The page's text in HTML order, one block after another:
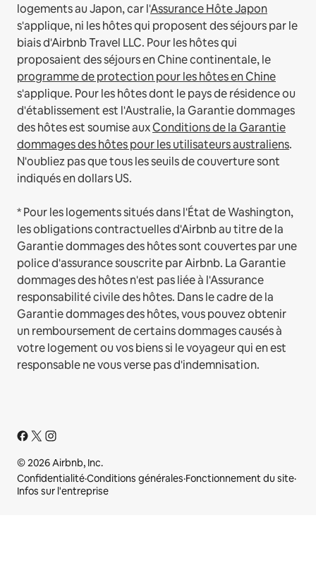
logements au Japon, car l'Assurance Hôte Japon
s'applique, ni les hôtes qui proposent des séjours par le
biais d'Airbnb Travel LLC. Pour les hôtes qui
proposaient des séjours en Chine continentale, le
programme de protection pour les hôtes en Chine
s'applique. Pour les hôtes dont le pays de résidence ou
d'établissement est l'Australie, la Garantie dommages
des hôtes est soumise auxConditions de la Garantie
dommages des hôtes pour les utilisateurs australiens.
N'oubliez pas que tous les seuils de couverture sont
indiqués en dollars US.
* Pour les logements situés dans l'État de Washington,
les obligations contractuelles d'Airbnb au titre de la
Garantie dommages des hôtes sont couvertes par une
police d'assurance souscrite par Airbnb. La Garantie
dommages des hôtes n'est pas liée à l'Assurance
responsabilité civile des hôtes. Dans le cadre de la
Garantie dommages des hôtes, vous pouvez obtenir
un remboursement de certains dommages causés à
votre logement ou vos biens si le voyageur qui en est
responsable ne vous verse pas d'indemnisation.
© 2026 Airbnb, Inc.
Confidentialité·Conditions générales·Fonctionnement du site·
Infos sur l'entreprise